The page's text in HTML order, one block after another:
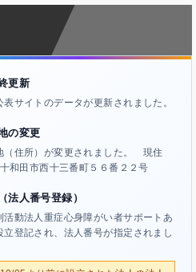
更新
表サイトのデータが更新されました。
の変更
（住所）が変更されました。 現住
和田市西十三番町５６番２２号
法人番号登録）
活動法人重症心身障がい者サポートあ
立登記され、法人番号が指定されまし